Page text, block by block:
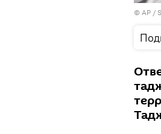
© AP /